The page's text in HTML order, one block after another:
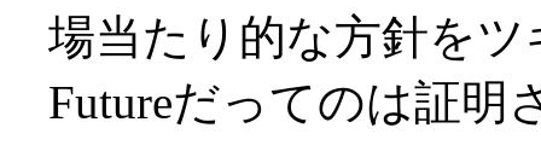
場当たり的な方針を
Futureだってのは証明